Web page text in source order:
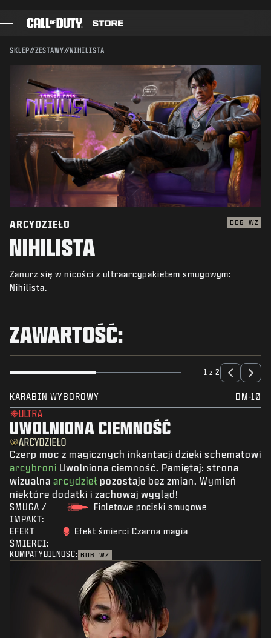
KARNET BOJOWY
CZARNA KOMÓRKA
PUNKTY COD
SKLEP Z GADŻETAMI
COMBAT BUILDS
GRY
AKTUALNOŚCI
LOGOWANIE|ZAŁÓŻ KONTO
WYŚLIJ
SKLEP//ZESTAWY//NIHILISTA
Kompatybilność:
POTWIERDŹ ZAKUP
ANULUJ
Activision może w każdej chwili usunąć daną zawartość
gry, uaktualnić ją lub zamienić na inną.
ARCYDZIEŁO BO6 WZ
NIHILISTA
Zanurz się w nicości z ultraarcypakietem smugowym:
Nihilista.
ZAWARTOŚĆ:
1 z 2
KARABIN WYBOROWY DM-10
ULTRA
UWOLNIONA CIEMNOŚĆ
ARCYDZIEŁO
Czerp moc z magicznych inkantacji dzięki schematowi
arcybroni Uwolniona ciemność. Pamiętaj: strona
wizualna arcydzieł pozostaje bez zmian. Wymień
niektóre dodatki i zachowaj wygląd!
SMUGA /
IMPAKT:
Fioletowe pociski smugowe
EFEKT
ŚMIERCI:
Efekt śmierci Czarna magia
KOMPATYBILNOŚĆ: BO6 WZ